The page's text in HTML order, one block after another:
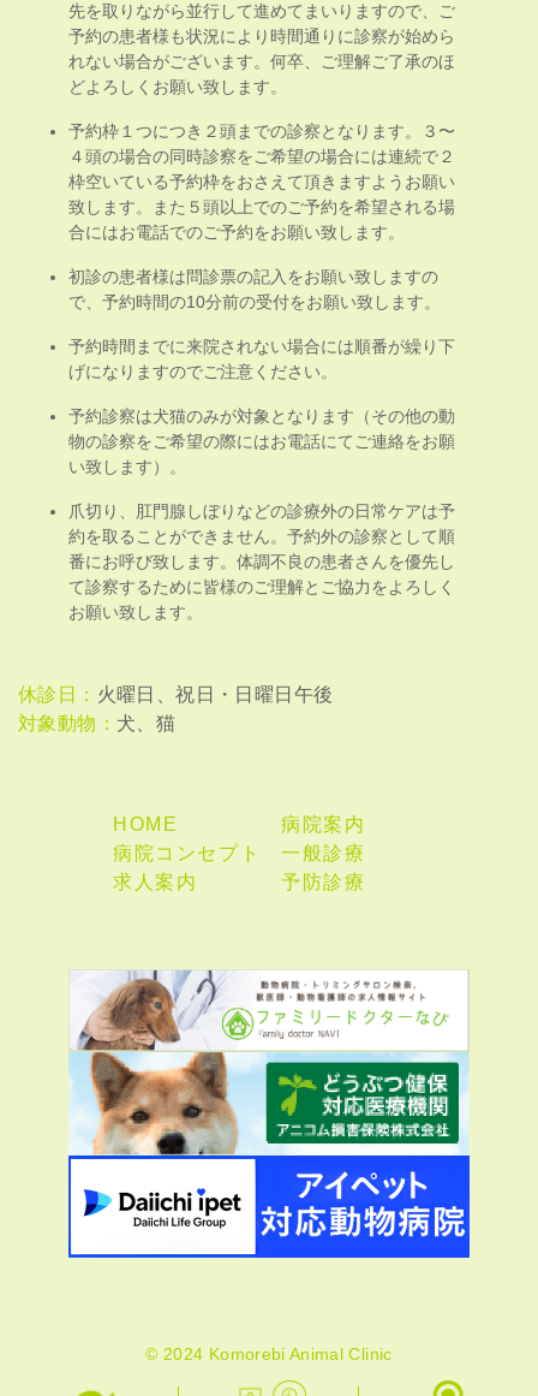
先を取りながら並行して進めてまいりますので、ご
予約の患者様も状況により時間通りに診察が始めら
れない場合がございます。何卒、ご理解ご了承のほ
どよろしくお願い致します。
予約枠１つにつき２頭までの診察となります。３〜
４頭の場合の同時診察をご希望の場合には連続で２
枠空いている予約枠をおさえて頂きますようお願い
致します。また５頭以上でのご予約を希望される場
合にはお電話でのご予約をお願い致します。
初診の患者様は問診票の記入をお願い致しますの
で、予約時間の10分前の受付をお願い致します。
予約時間までに来院されない場合には順番が繰り下
げになりますのでご注意ください。
予約診察は犬猫のみが対象となります（その他の動
物の診察をご希望の際にはお電話にてご連絡をお願
い致します）。
爪切り、肛門腺しぼりなどの診療外の日常ケアは予
約を取ることができません。予約外の診察として順
番にお呼び致します。体調不良の患者さんを優先し
て診察するために皆様のご理解とご協力をよろしく
お願い致します。
休診日： 火曜日、祝日・日曜日午後
対象動物： 犬、猫
HOME
病院案内
病院コンセプト
一般診療
求人案内
予防診療
© 2024 Komorebi Animal Clinic